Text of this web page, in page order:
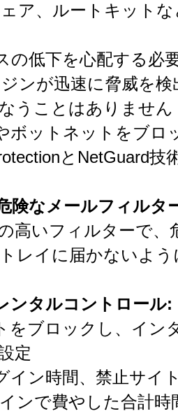
ア、ルートキット
の低下を心配する必
ンが迅速に脅威を検
うことはありません
ボットネットをブ
とNetGuard技
険なメールフィルタ
高いフィルターで、
レイに届かないよ
ンタルコントロール:
をブロックし、イン
定
イン時間、禁止サイ
ンで費やした合計時